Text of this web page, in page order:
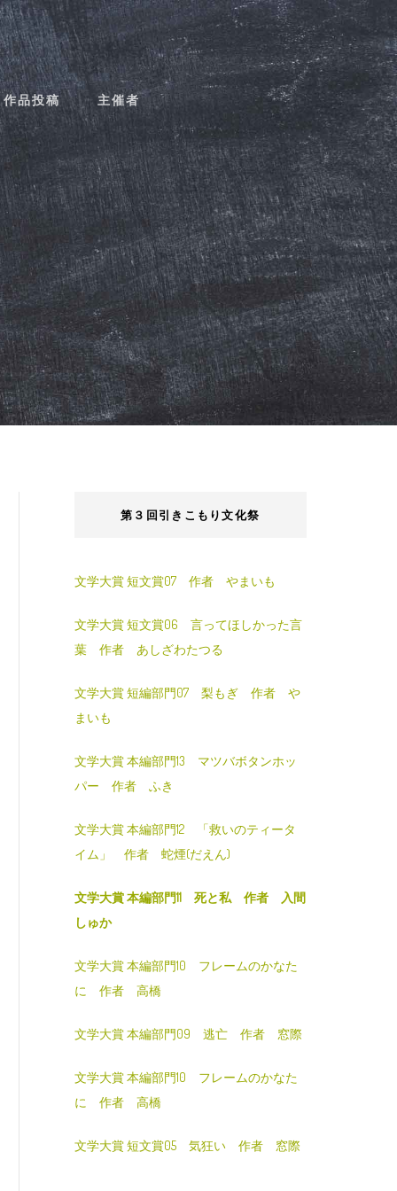
作品投稿 主催者
第３回引きこもり文化祭
文学大賞 短文賞07 作者 やまいも
文学大賞 短文賞06 言ってほしかった言
葉 作者 あしざわたつる
文学大賞 短編部門07 梨もぎ 作者 や
まいも
文学大賞 本編部門13 マツバボタンホッ
パー 作者 ふき
文学大賞 本編部門12 「救いのティータ
イム」 作者 蛇煙(だえん)
文学大賞 本編部門11 死と私 作者 入間
しゅか
文学大賞 本編部門10 フレームのかなた
に 作者 高橋
文学大賞 本編部門09 逃亡 作者 窓際
文学大賞 本編部門10 フレームのかなた
に 作者 高橋
文学大賞 短文賞05 気狂い 作者 窓際